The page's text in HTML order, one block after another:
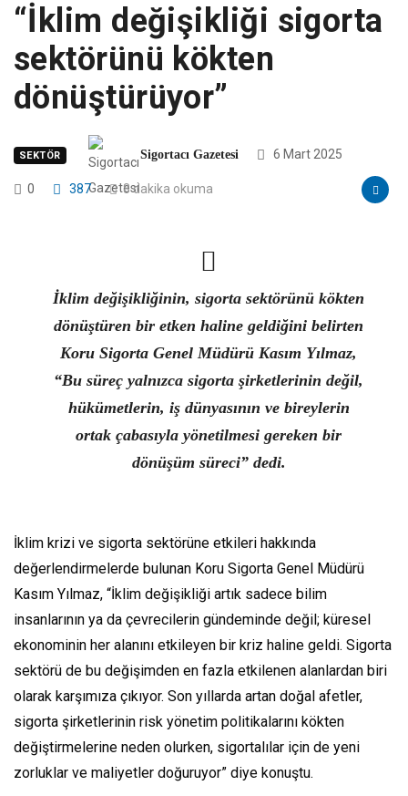
“İklim değişikliği sigorta
sektörünü kökten
dönüştürüyor”
SEKTÖR Sigortacı Gazetesi 6 Mart 2025
0 387 8 dakika okuma
İklim değişikliğinin, sigorta sektörünü kökten
dönüştüren bir etken haline geldiğini belirten
Koru Sigorta Genel Müdürü Kasım Yılmaz,
“Bu süreç yalnızca sigorta şirketlerinin değil,
hükümetlerin, iş dünyasının ve bireylerin
ortak çabasıyla yönetilmesi gereken bir
dönüşüm süreci” dedi.
İklim krizi ve sigorta sektörüne etkileri hakkında
değerlendirmelerde bulunan Koru Sigorta Genel Müdürü
Kasım Yılmaz, “İklim değişikliği artık sadece bilim
insanlarının ya da çevrecilerin gündeminde değil; küresel
ekonominin her alanını etkileyen bir kriz haline geldi. Sigorta
sektörü de bu değişimden en fazla etkilenen alanlardan biri
olarak karşımıza çıkıyor. Son yıllarda artan doğal afetler,
sigorta şirketlerinin risk yönetim politikalarını kökten
değiştirmelerine neden olurken, sigortalılar için de yeni
zorluklar ve maliyetler doğuruyor” diye konuştu.